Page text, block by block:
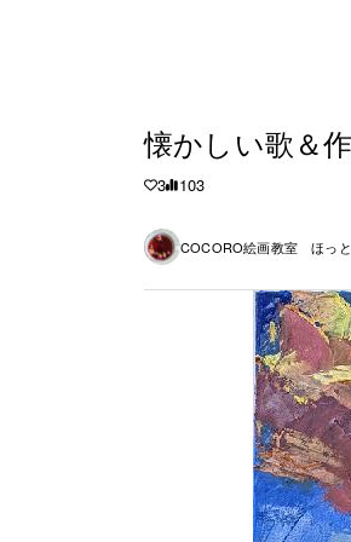
懐かしい歌＆
3 103
COCORO絵画教室 ほっ